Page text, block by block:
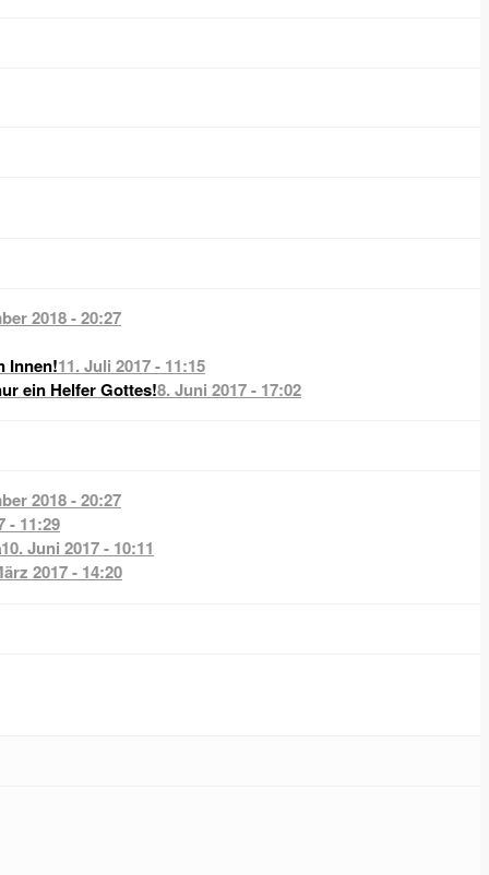
2018 - 20:27
Innen!11. Juli 2017 - 11:15
ein Helfer Gottes!8. Juni 2017 - 17:02
2018 - 20:27
- 11:29
10. Juni 2017 - 10:11
2017 - 14:20